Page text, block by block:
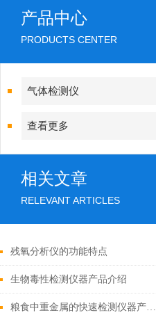
产品中心
PRODUCTS CENTER
气体检测仪
查看更多
相关文章
RELEVANT ARTICLES
残氧分析仪的功能特点
生物毒性检测仪器产品介绍
粮食中重金属的快速检测仪器产品介绍说明